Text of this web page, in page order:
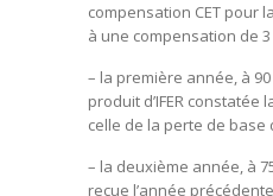
compensation CET pour
à une compensation de 3
– la première année, à
produit d’IFER constatée
celle de la perte de base
– la deuxième année, à
reçue l’année